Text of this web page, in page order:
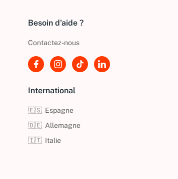
Besoin d'aide ?
Contactez-nous
International
🇪🇸 Espagne
🇩🇪 Allemagne
🇮🇹 Italie